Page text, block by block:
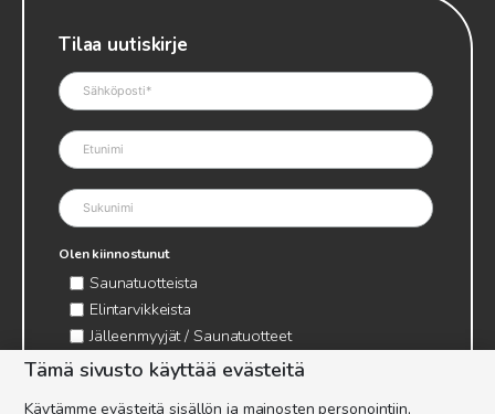
Tilaa uutiskirje
Olen kiinnostunut
Saunatuotteista
Elintarvikkeista
Jälleenmyyjät / Saunatuotteet
Jälleenmyyjät / Elintarvikkeet
Tämä sivusto käyttää evästeitä
Käytämme evästeitä sisällön ja mainosten personointiin,